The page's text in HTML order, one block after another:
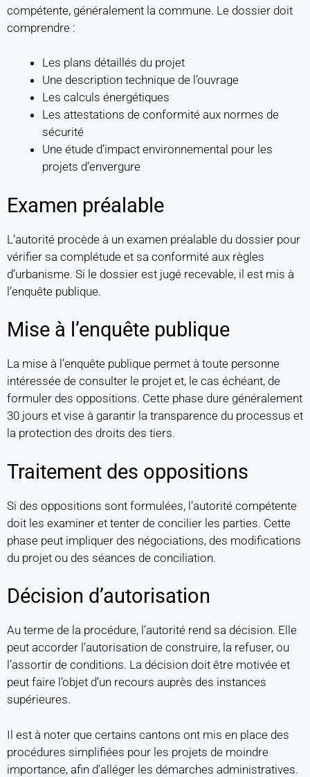
compétente, généralement la commune. Le dossier doit
comprendre :
Les plans détaillés du projet
Une description technique de l’ouvrage
Les calculs énergétiques
Les attestations de conformité aux normes de
sécurité
Une étude d’impact environnemental pour les
projets d’envergure
Examen préalable
L’autorité procède à un examen préalable du dossier pour
vérifier sa complétude et sa conformité aux règles
d’urbanisme. Si le dossier est jugé recevable, il est mis à
l’enquête publique.
Mise à l’enquête publique
La mise à l’enquête publique permet à toute personne
intéressée de consulter le projet et, le cas échéant, de
formuler des oppositions. Cette phase dure généralement
30 jours et vise à garantir la transparence du processus et
la protection des droits des tiers.
Traitement des oppositions
Si des oppositions sont formulées, l’autorité compétente
doit les examiner et tenter de concilier les parties. Cette
phase peut impliquer des négociations, des modifications
du projet ou des séances de conciliation.
Décision d’autorisation
Au terme de la procédure, l’autorité rend sa décision. Elle
peut accorder l’autorisation de construire, la refuser, ou
l’assortir de conditions. La décision doit être motivée et
peut faire l’objet d’un recours auprès des instances
supérieures.
Il est à noter que certains cantons ont mis en place des
procédures simplifiées pour les projets de moindre
importance, afin d’alléger les démarches administratives.